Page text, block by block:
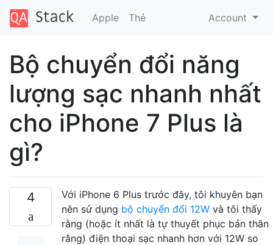
Apple Thẻ Account
Bộ chuyển đổi năng
lượng sạc nhanh nhất
cho iPhone 7 Plus là
gì?
4
Với iPhone 6 Plus trước đây, tôi khuyên bạn
nên sử dụng bộ chuyển đổi 12W và tôi thấy
rằng (hoặc ít nhất là tự thuyết phục bản thân
rằng) điện thoại sạc nhanh hơn với 12W so